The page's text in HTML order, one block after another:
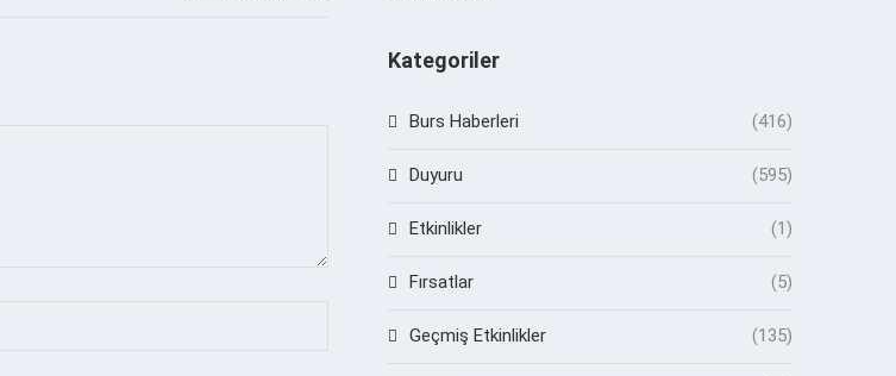
Kategoriler
Burs Haberleri (416)
Duyuru (595)
Etkinlikler (1)
Fırsatlar (5)
Geçmiş Etkinlikler (135)